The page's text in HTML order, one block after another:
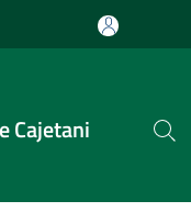
Cajetani